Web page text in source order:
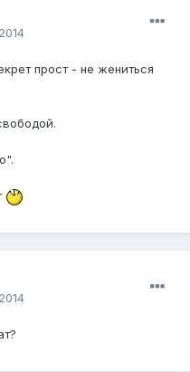
прост - не жениться